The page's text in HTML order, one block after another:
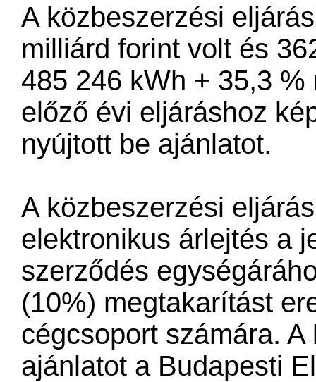
A közbeszerzési
milliárd forint volt és
485 246 kWh + 35,3
előző évi eljáráshoz
nyújtott be ajánlatot.
A közbeszerzési
elektronikus árlejtés a
szerződés
(10%) megtakarítást
cégcsoport számára.
ajánlatot a Budapesti